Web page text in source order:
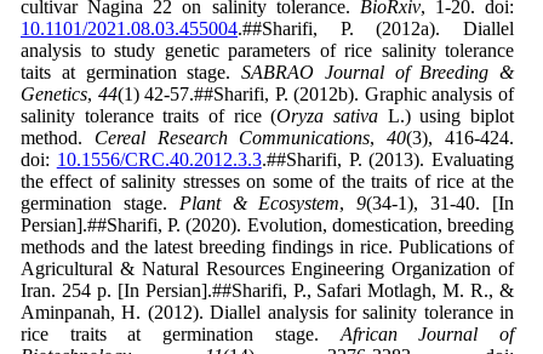
cultivar Nagina 22 on salinity tolerance. BioRxiv, 1-20. doi:
10.1101/2021.08.03.455004.##Sharifi, P. (2012a). Diallel
analysis to study genetic parameters of rice salinity tolerance
taits at germination stage. SABRAO Journal of Breeding &
Genetics, 44(1) 42-57.##Sharifi, P. (2012b). Graphic analysis of
salinity tolerance traits of rice (Oryza sativa L.) using biplot
method. Cereal Research Communications,40(3), 416-424.
doi: 10.1556/CRC.40.2012.3.3.##Sharifi, P. (2013). Evaluating
the effect of salinity stresses on some of the traits of rice at the
germination stage. Plant & Ecosystem,9(34-1), 31-40. [In
Persian].##Sharifi, P. (2020). Evolution, domestication, breeding
methods and the latest breeding findings in rice. Publications of
Agricultural & Natural Resources Engineering Organization of
Iran. 254 p. [In Persian].##Sharifi, P., Safari Motlagh, M. R., &
Aminpanah, H. (2012). Diallel analysis for salinity tolerance in
rice traits at germination stage. African Journal of